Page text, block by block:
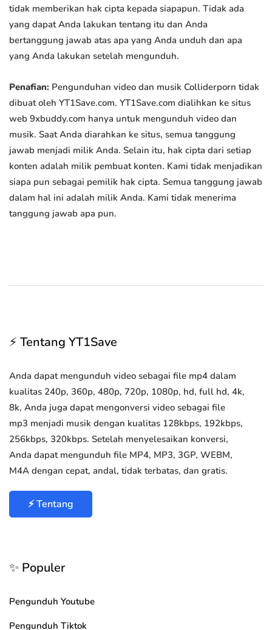
tidak memberikan hak cipta kepada siapapun. Tidak ada
yang dapat Anda lakukan tentang itu dan Anda
bertanggung jawab atas apa yang Anda unduh dan apa
yang Anda lakukan setelah mengunduh.
Penafian: Pengunduhan video dan musik Colliderporn tidak
dibuat oleh YT1Save.com. YT1Save.com dialihkan ke situs
web 9xbuddy.com hanya untuk mengunduh video dan
musik. Saat Anda diarahkan ke situs, semua tanggung
jawab menjadi milik Anda. Selain itu, hak cipta dari setiap
konten adalah milik pembuat konten. Kami tidak menjadikan
siapa pun sebagai pemilik hak cipta. Semua tanggung jawab
dalam hal ini adalah milik Anda. Kami tidak menerima
tanggung jawab apa pun.
⚡ Tentang YT1Save
Anda dapat mengunduh video sebagai file mp4 dalam
kualitas 240p, 360p, 480p, 720p, 1080p, hd, full hd, 4k,
8k, Anda juga dapat mengonversi video sebagai file
mp3 menjadi musik dengan kualitas 128kbps, 192kbps,
256kbps, 320kbps. Setelah menyelesaikan konversi,
Anda dapat mengunduh file MP4, MP3, 3GP, WEBM,
M4A dengan cepat, andal, tidak terbatas, dan gratis.
⚡ Tentang
✨ Populer
Pengunduh Youtube
Pengunduh Tiktok